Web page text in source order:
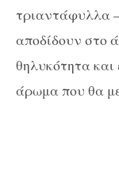
τριαντάφυλλα
αποδίδουν στο
θηλυκότητα
άρωμα που θα